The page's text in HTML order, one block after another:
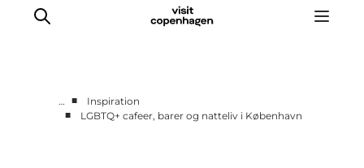
… ■
Inspiration
■
LGBTQ+ cafeer, barer og natteliv i København